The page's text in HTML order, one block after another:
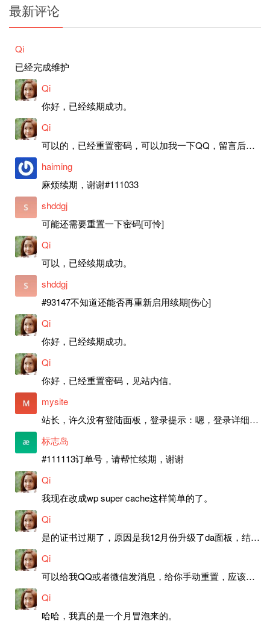
最新评论
Qi
已经完成维护
Qi
你好，已经续期成功。
Qi
可以的，已经重置密码，可以加我一下QQ，留言后我就发密码给你。
haiming
麻烦续期，谢谢#111033
shddgj
可能还需要重置一下密码[可怜]
Qi
可以，已经续期成功。
shddgj
#93147不知道还能否再重新启用续期[伤心]
Qi
你好，已经续期成功。
Qi
你好，已经重置密码，见站内信。
mysite
站长，许久没有登陆面板，登录提示：嗯，登录详细信息似乎不正确。请重试。 网站还可以正常使用。如果是密码问题请帮忙重置一下密码。谢谢。订单号：97790，账号：aa20210950。 站长，提交了工单，你回复续期成功，不过我的问题是面部登陆信息有问题，一直是初始密码，现在无法登陆，有时间麻烦排查一下。
标志岛
#111113订单号，请帮忙续期，谢谢
Qi
我现在改成wp super cache这样简单的了。
Qi
是的证书过期了，原因是我12月份升级了da面板，结果后台证书就不更新了，目前还在排查问题。切换PHP版本现在没有了，因为DA新版不支持。
Qi
可以给我QQ或者微信发消息，给你手动重置，应该是服务器插件有问题了，这个wp的主题太老了，导致现在好多的问题，网站的签到功能也是因为这个原因导致的。
Qi
哈哈，我真的是一个月冒泡来的。